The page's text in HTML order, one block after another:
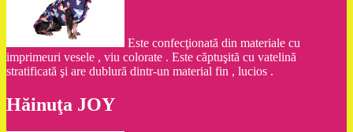
Este confecţionată din materiale cu
imprimeuri vesele , viu colorate . Este căptuşită cu vatelină
stratificată şi are dublură dintr-un material fin , lucios .
Hăinuţa JOY